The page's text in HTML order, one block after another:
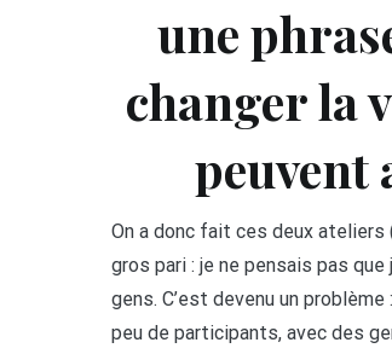
une
changer la
peuvent
On a donc fait ces deux ateliers
gros pari : je ne pensais pas
gens. C’est devenu un
peu de participants, avec des